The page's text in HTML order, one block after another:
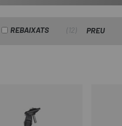
REBAIXATS 12 PREU